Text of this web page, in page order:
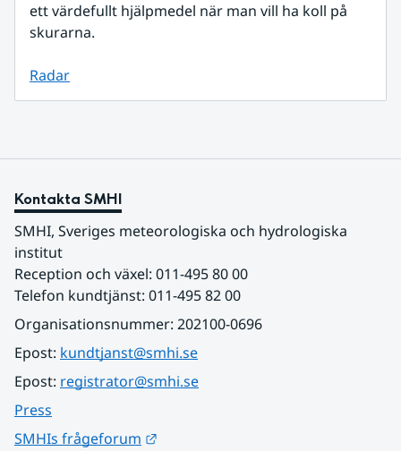
ett värdefullt hjälpmedel när man vill ha koll på
skurarna.
Radar
Kontakta SMHI
SMHI, Sveriges meteorologiska och hydrologiska
institut
Reception och växel: 011-495 80 00
Telefon kundtjänst: 011-495 82 00
Organisationsnummer: 202100-0696
Epost: kundtjanst@smhi.se
Epost: registrator@smhi.se
Press
SMHIs frågeforum